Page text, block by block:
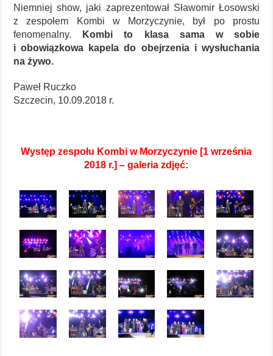
Niemniej show, jaki zaprezentował Sławomir Łosowski
z zespołem Kombi w Morzyczynie, był po prostu
fenomenalny.
Kombi to klasa sama w sobie
i obowiązkowa kapela do obejrzenia i wysłuchania
na żywo.
Paweł Ruczko
Szczecin, 10.09.2018 r.
Występ zespołu Kombi w Morzyczynie [1 września
2018 r.] – galeria zdjęć: